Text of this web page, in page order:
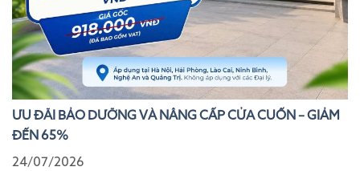
ƯU ĐÃI BẢO DƯỠNG VÀ NÂNG CẤP CỬA CUỐN – GIẢM
ĐẾN 65%
24/07/2026